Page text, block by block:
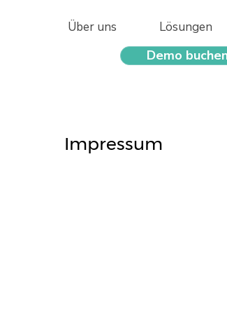
Über uns Lösungen
Demo
Impressum